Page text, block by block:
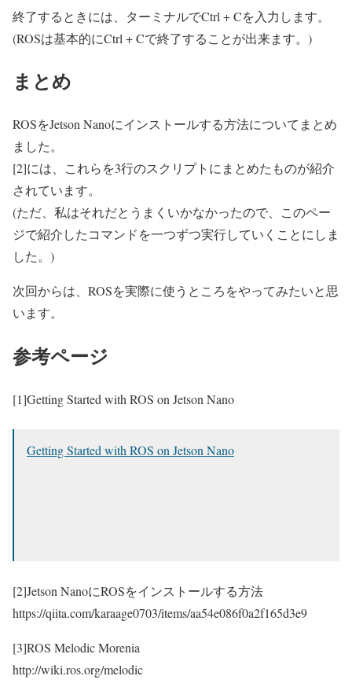
終了するときには、ターミナルでCtrl + Cを入力します。
(ROSは基本的にCtrl + Cで終了することが出来ます。)
まとめ
ROSをJetson Nanoにインストールする方法についてまとめ
ました。
[2]には、これらを3行のスクリプトにまとめたものが紹介
されています。
(ただ、私はそれだとうまくいかなかったので、このペー
ジで紹介したコマンドを一つずつ実行していくことにしま
した。)
次回からは、ROSを実際に使うところをやってみたいと思
います。
参考ページ
[1]Getting Started with ROS on Jetson Nano
Getting Started with ROS on Jetson Nano
[2]Jetson NanoにROSをインストールする方法
https://qiita.com/karaage0703/items/aa54e086f0a2f165d3e9
[3]ROS Melodic Morenia
http://wiki.ros.org/melodic